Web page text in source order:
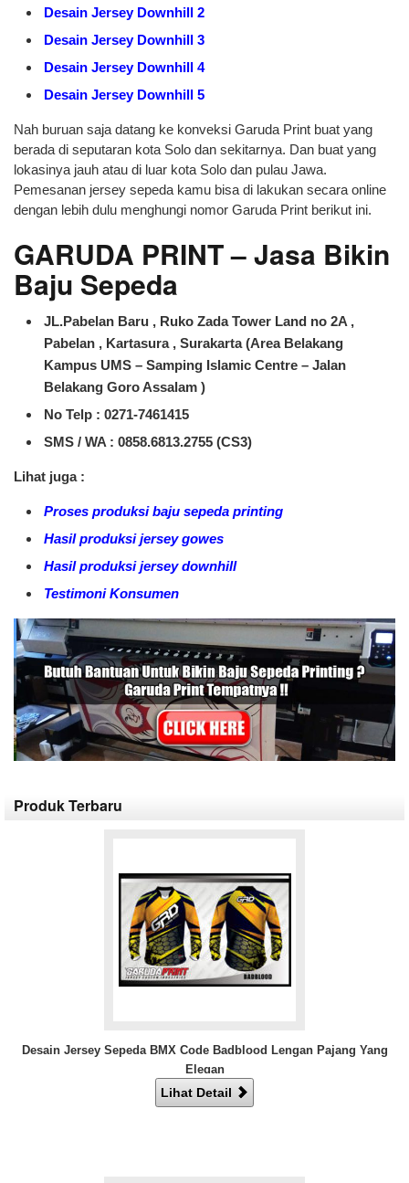
Desain Jersey Downhill 2
Desain Jersey Downhill 3
Desain Jersey Downhill 4
Desain Jersey Downhill 5
Nah buruan saja datang ke konveksi Garuda Print buat yang
berada di seputaran kota Solo dan sekitarnya. Dan buat yang
lokasinya jauh atau di luar kota Solo dan pulau Jawa.
Pemesanan jersey sepeda kamu bisa di lakukan secara online
dengan lebih dulu menghungi nomor Garuda Print berikut ini.
GARUDA PRINT – Jasa Bikin
Baju Sepeda
JL.Pabelan Baru , Ruko Zada Tower Land no 2A ,
Pabelan , Kartasura , Surakarta (Area Belakang
Kampus UMS – Samping Islamic Centre – Jalan
Belakang Goro Assalam )
No Telp : 0271-7461415
SMS / WA : 0858.6813.2755 (CS3)
Lihat juga :
Proses produksi baju sepeda printing
Hasil produksi jersey gowes
Hasil produksi jersey downhill
Testimoni Konsumen
Produk Terbaru
Desain Jersey Sepeda BMX Code Badblood Lengan Pajang Yang
Elegan
Lihat Detail